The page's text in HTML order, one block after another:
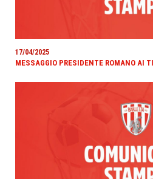
17/04/2025
MESSAGGIO PRESIDENTE ROMANO AI